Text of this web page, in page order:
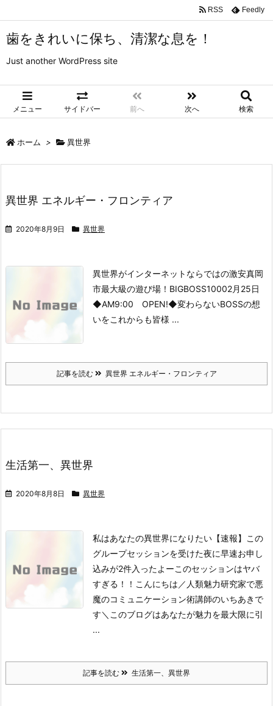
歯をきれいに保ち、清潔な息を！
Just another WordPress site
メニュー サイドバー 前へ 次へ 検索
RSS Feedly
ホーム > 異世界
異世界 エネルギー・フロンティア
2020年8月9日 異世界
異世界がインターネットならではの激安真岡
市最大級の遊び場！ BIGBOSS10002月25日
◆AM9:00 OPEN!◆変わらないBOSSの想
いをこれからも皆様 ...
記事を読む 異世界 エネルギー・フロンティア
生活第一、異世界
2020年8月8日 異世界
私はあなたの異世界になりたい【速報】この
グループセッションを受けた夜に早速お申し
込みが2件入ったよーこのセッションはヤバ
すぎる！！こんにちは／人類魅力研究家で悪
魔のコミュニケーション術講師のいちあきで
す＼このブログはあなたが魅力を最大限に引
...
記事を読む 生活第一、異世界